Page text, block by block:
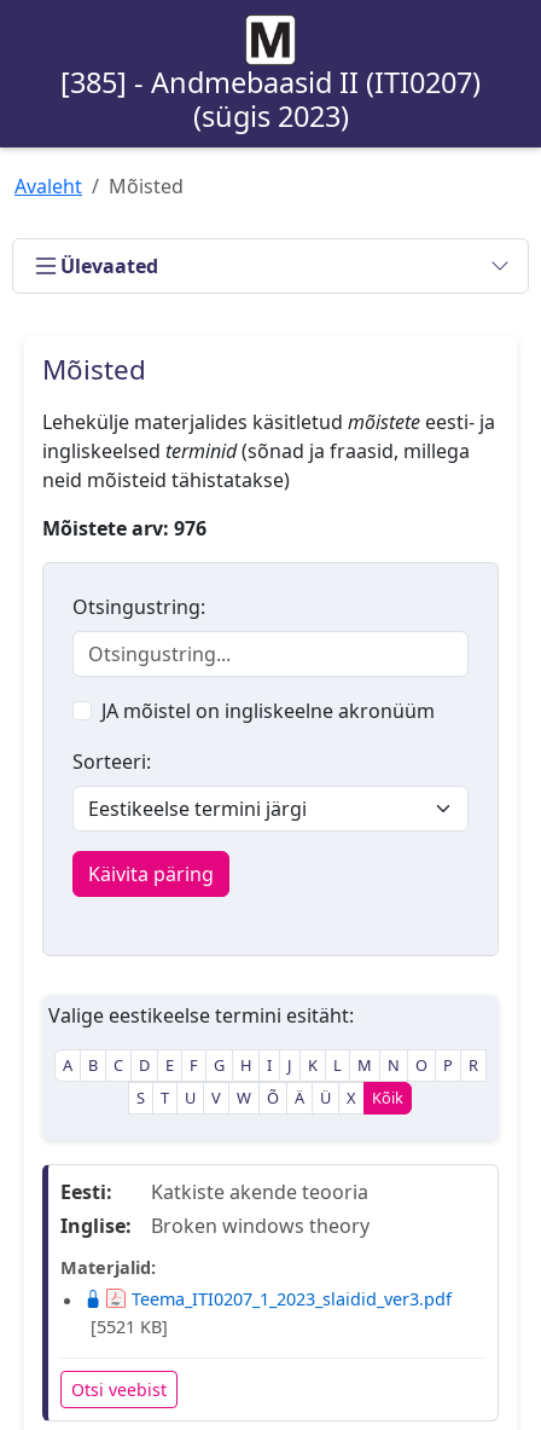
[385] - Andmebaasid II (ITI0207)
(sügis 2023)
Avaleht Mõisted
Ülevaated
Mõisted
Lehekülje materjalides käsitletud mõistete eesti- ja
ingliskeelsed terminid(sõnad ja fraasid, millega
neid mõisteid tähistatakse)
Mõistete arv: 976
Otsingustring:
JA mõistel on ingliskeelne akronüüm
Sorteeri:
Käivita päring
Valige eestikeelse termini esitäht:
A B C D E F G H I J K L M N O P
R
S
T U V W Õ Ä Ü X Kõik
Eesti:
Katkiste akende teooria
Inglise:
Broken windows theory
Materjalid:
Teema_ITI0207_1_2023_slaidid_ver3.pdf
[5521 KB]
Otsi veebist